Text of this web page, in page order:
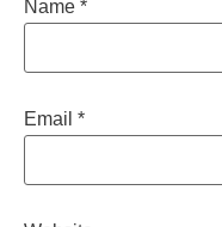
Name *
Email *